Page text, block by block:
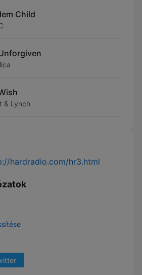
Child
& Lynch
hardradio.com/hr3.html